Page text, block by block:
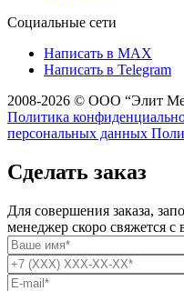
Социальные сети
Написать в MAX
Написать в Telegram
2008-2026 © ООО “Элит
Политика
персональных данных
Сделать заказ
Для совершения заказа,
менеджер скоро свяжется с